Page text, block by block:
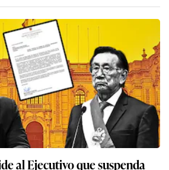
al Ejecutivo que suspenda